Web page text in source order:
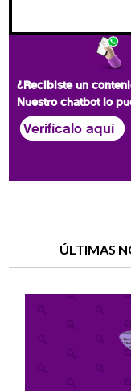
¿Recibiste un
Nuestro chatbot lo
Verifícalo aquí
ÚLTIMAS